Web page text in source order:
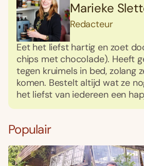
Marieke
Redacteur
Eet het liefst hartig en zoet
chips met chocolade). Heeft
tegen kruimels in bed, zolang
komen. Bestelt altijd wat ze
het liefst van iedereen een
Populair